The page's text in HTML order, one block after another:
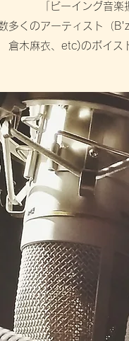
「ビーイング音
多くのアーティスト（
倉木麻衣、etc)のボイス